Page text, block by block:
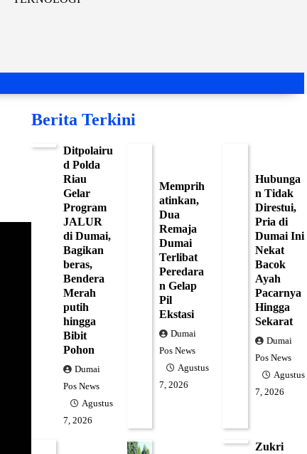
Berita Terkini
Ditpolairu
d Polda
Riau
Gelar
Program
JALUR
di Dumai,
Bagikan
beras,
Bendera
Merah
putih
hingga
Bibit
Pohon
Dumai
Pos News
Agustus
7, 2026
Memprih
atinkan,
Dua
Remaja
Dumai
Terlibat
Peredara
n Gelap
Pil
Ekstasi
Dumai
Pos News
Agustus
7, 2026
Hubunga
n Tidak
Direstui,
Pria di
Dumai Ini
Nekat
Bacok
Ayah
Pacarnya
Hingga
Sekarat
Dumai
Pos News
Agustus
7, 2026
Zukri